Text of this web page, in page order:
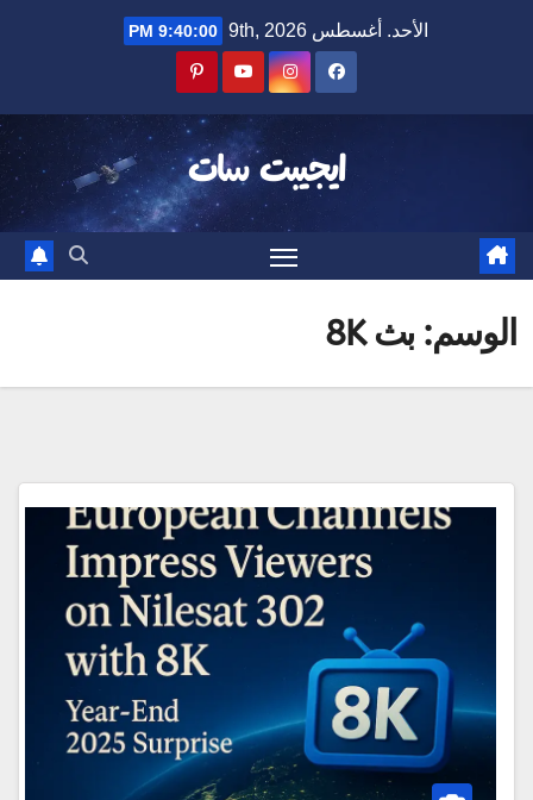
الأحد. أغسطس 9th, 2026 9:40:00 PM
ايجيبت سات
الوسم:بث 8K